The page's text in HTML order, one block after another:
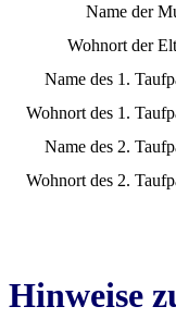
Name der
Wohnort der
Name des 1.
Wohnort des 1.
Name des 2.
Wohnort des 2.
Hinweise